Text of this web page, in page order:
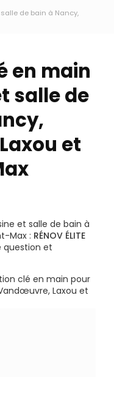
de bain à Nancy,
en main
salle de
et
et salle de bain à
Max : RÉNOV ÉLITE
question et
clé en main pour
Laxou et